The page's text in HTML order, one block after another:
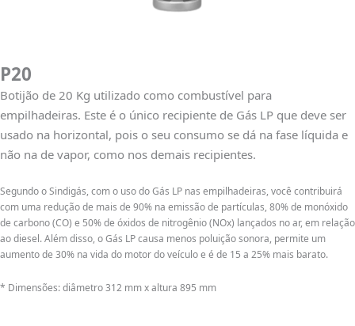
P20
Botijão de 20 Kg utilizado como combustível para
empilhadeiras. Este é o único recipiente de Gás LP que deve ser
usado na horizontal, pois o seu consumo se dá na fase líquida e
não na de vapor, como nos demais recipientes.
Segundo o Sindigás, com o uso do Gás LP nas empilhadeiras, você contribuirá
com uma redução de mais de 90% na emissão de partículas, 80% de monóxido
de carbono (CO) e 50% de óxidos de nitrogênio (NOx) lançados no ar, em relação
ao diesel. Além disso, o Gás LP causa menos poluição sonora, permite um
aumento de 30% na vida do motor do veículo e é de 15 a 25% mais barato.
* Dimensões: diâmetro 312 mm x altura 895 mm